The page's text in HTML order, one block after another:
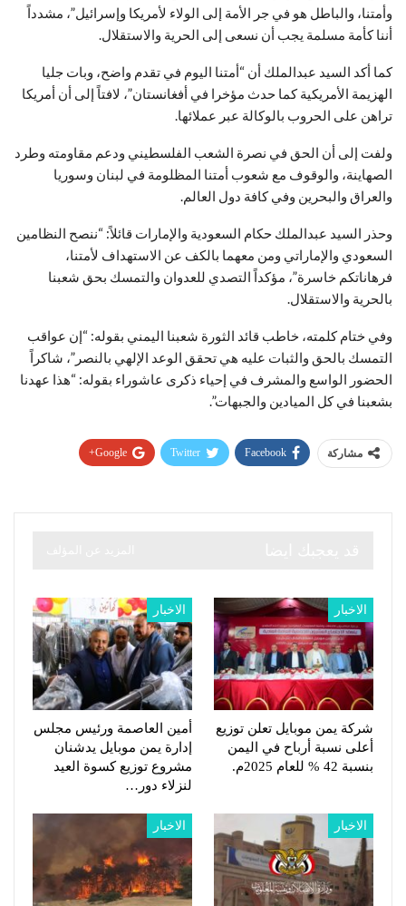
وأمتنا، والباطل هو في جر الأمة إلى الولاء لأمريكا وإسرائيل”، مشدداً
أننا كأمة مسلمة يجب أن نسعى إلى الحرية والاستقلال.
كما أكد السيد عبدالملك أن “أمتنا اليوم في تقدم واضح، وبات جليا
الهزيمة الأمريكية كما حدث مؤخرا في أفغانستان”، لافتاً إلى أن أمريكا
تراهن على الحروب بالوكالة عبر عملائها.
ولفت إلى أن الحق في نصرة الشعب الفلسطيني ودعم مقاومته وطرد
الصهاينة، والوقوف مع شعوب أمتنا المظلومة في لبنان وسوريا
والعراق والبحرين وفي كافة دول العالم.
وحذر السيد عبدالملك حكام السعودية والإمارات قائلاً: “ننصح النظامين
السعودي والإماراتي ومن معهما بالكف عن الاستهداف لأمتنا،
فرهاناتكم خاسرة”، مؤكداً التصدي للعدوان والتمسك بحق شعبنا
بالحرية والاستقلال.
وفي ختام كلمته، خاطب قائد الثورة شعبنا اليمني بقوله: “إن عواقب
التمسك بالحق والثبات عليه هي تحقق الوعد الإلهي بالنصر”، شاكراً
الحضور الواسع والمشرف في إحياء ذكرى عاشوراء بقوله: “هذا عهدنا
بشعبنا في كل الميادين والجبهات”.
مشاركة Facebook
Twitter
Google+
الاخبار
شركة يمن موبايل تعلن توزيع
أعلى نسبة أرباح في اليمن
بنسبة 42 % للعام 2025م.
الاخبار
أمين العاصمة ورئيس مجلس
إدارة يمن موبايل يدشنان
مشروع توزيع كسوة العيد
لنزلاء دور…
الاخبار الاخبار